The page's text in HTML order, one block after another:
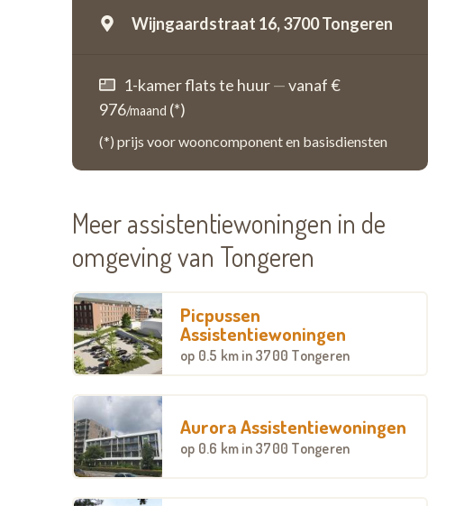
Wijngaardstraat 16,3700 Tongeren
1-kamer flats te huur—vanaf €
976/maand (*)
(*) prijs voor wooncomponent en basisdiensten
Meer assistentiewoningen in de
omgeving van Tongeren
Picpussen
Assistentiewoningen
op 0.5 km in 3700 Tongeren
Aurora Assistentiewoningen
op 0.6 km in 3700 Tongeren